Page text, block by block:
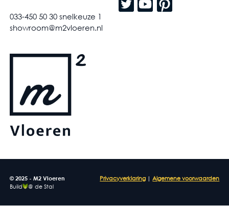
033-450 50 30 snelkeuze 1
showroom@m2vloeren.nl
© 2025 - M2 Vloeren Privacyverklaring |Algemene voorwaarden
Build
@ de Stal